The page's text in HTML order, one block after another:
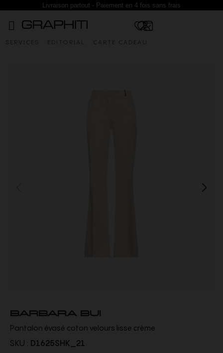
Livraison partout - Paiement en 4 fois sans frais
SERVICES EDITORIAL CARTE CADEAU
BARBARA BUI
Pantalon évasé coton velours lisse crème
SKU : D1625SHK_21